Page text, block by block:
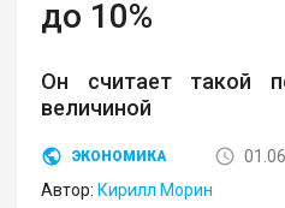
до 10%
Он считает такой
величиной
ЭКОНОМИКА
Автор: Кирилл Морин